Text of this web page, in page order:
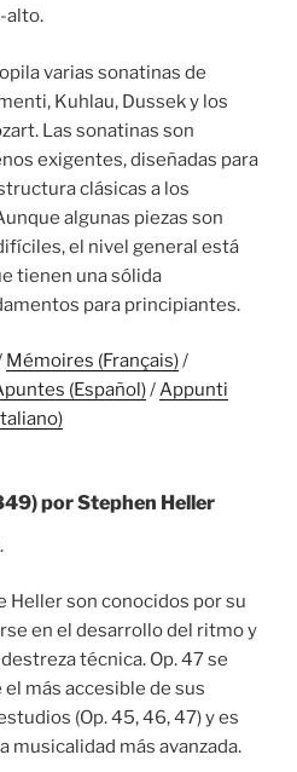
alto.
varias sonatinas de
Kuhlau, Dussek y los
Las sonatinas son
exigentes, diseñadas para
clásicas a los
algunas piezas son
el nivel general está
tienen una sólida
para principiantes.
Mémoires (Français)/
(Español)/Appunti
por Stephen Heller
Heller son conocidos por su
en el desarrollo del ritmo y
técnica. Op. 47 se
más accesible de sus
(Op. 45, 46, 47) y es
musicalidad más avanzada.